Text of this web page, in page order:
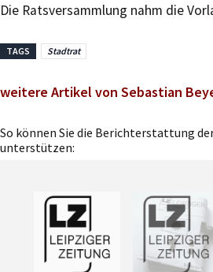
Die Ratsversammlung nahm die
TAGS Stadtrat
weitere Artikel von Sebastian
So können Sie die Berichterstattung
unterstützen: